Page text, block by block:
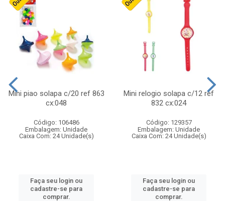
Mini piao solapa c/20 ref 863
cx:048
Código: 106486
Embalagem: Unidade
Caixa Com: 24 Unidade(s)
Faça seu login ou
cadastre-se para
comprar.
Mini relogio solapa c/12 ref
832 cx:024
Código: 129357
Embalagem: Unidade
Caixa Com: 24 Unidade(s)
Faça seu login ou
cadastre-se para
comprar.